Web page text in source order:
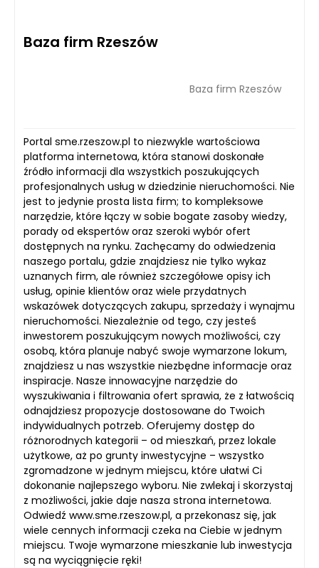
Baza firm Rzeszów
Baza firm Rzeszów
Portal sme.rzeszow.pl to niezwykle wartościowa
platforma internetowa, która stanowi doskonałe
źródło informacji dla wszystkich poszukujących
profesjonalnych usług w dziedzinie nieruchomości. Nie
jest to jedynie prosta lista firm; to kompleksowe
narzędzie, które łączy w sobie bogate zasoby wiedzy,
porady od ekspertów oraz szeroki wybór ofert
dostępnych na rynku. Zachęcamy do odwiedzenia
naszego portalu, gdzie znajdziesz nie tylko wykaz
uznanych firm, ale również szczegółowe opisy ich
usług, opinie klientów oraz wiele przydatnych
wskazówek dotyczących zakupu, sprzedaży i wynajmu
nieruchomości. Niezależnie od tego, czy jesteś
inwestorem poszukującym nowych możliwości, czy
osobą, która planuje nabyć swoje wymarzone lokum,
znajdziesz u nas wszystkie niezbędne informacje oraz
inspiracje. Nasze innowacyjne narzędzie do
wyszukiwania i filtrowania ofert sprawia, że z łatwością
odnajdziesz propozycje dostosowane do Twoich
indywidualnych potrzeb. Oferujemy dostęp do
różnorodnych kategorii – od mieszkań, przez lokale
użytkowe, aż po grunty inwestycyjne – wszystko
zgromadzone w jednym miejscu, które ułatwi Ci
dokonanie najlepszego wyboru. Nie zwlekaj i skorzystaj
z możliwości, jakie daje nasza strona internetowa.
Odwiedź www.sme.rzeszow.pl, a przekonasz się, jak
wiele cennych informacji czeka na Ciebie w jednym
miejscu. Twoje wymarzone mieszkanie lub inwestycja
są na wyciągnięcie ręki!